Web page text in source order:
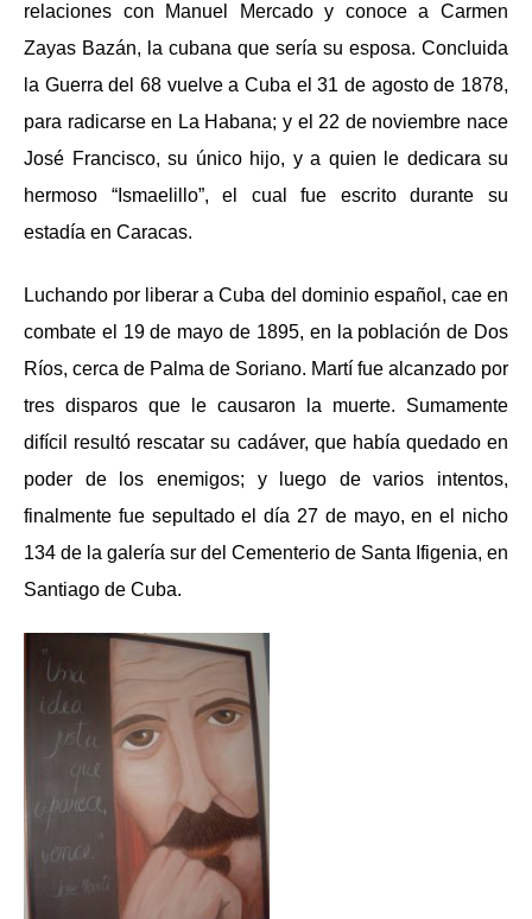
relaciones con Manuel Mercado y conoce a Carmen
Zayas Bazán, la cubana que sería su esposa. Concluida
la Guerra del 68 vuelve a Cuba el 31 de agosto de 1878,
para radicarse en La Habana; y el 22 de noviembre nace
José Francisco, su único hijo, y a quien le dedicara su
hermoso “Ismaelillo”, el cual fue escrito durante su
estadía en Caracas.
Luchando por liberar a Cuba del dominio español, cae en
combate el 19 de mayo de 1895, en la población de Dos
Ríos, cerca de Palma de Soriano. Martí fue alcanzado por
tres disparos que le causaron la muerte. Sumamente
difícil resultó rescatar su cadáver, que había quedado en
poder de los enemigos; y luego de varios intentos,
finalmente fue sepultado el día 27 de mayo, en el nicho
134 de la galería sur del Cementerio de Santa Ifigenia, en
Santiago de Cuba.